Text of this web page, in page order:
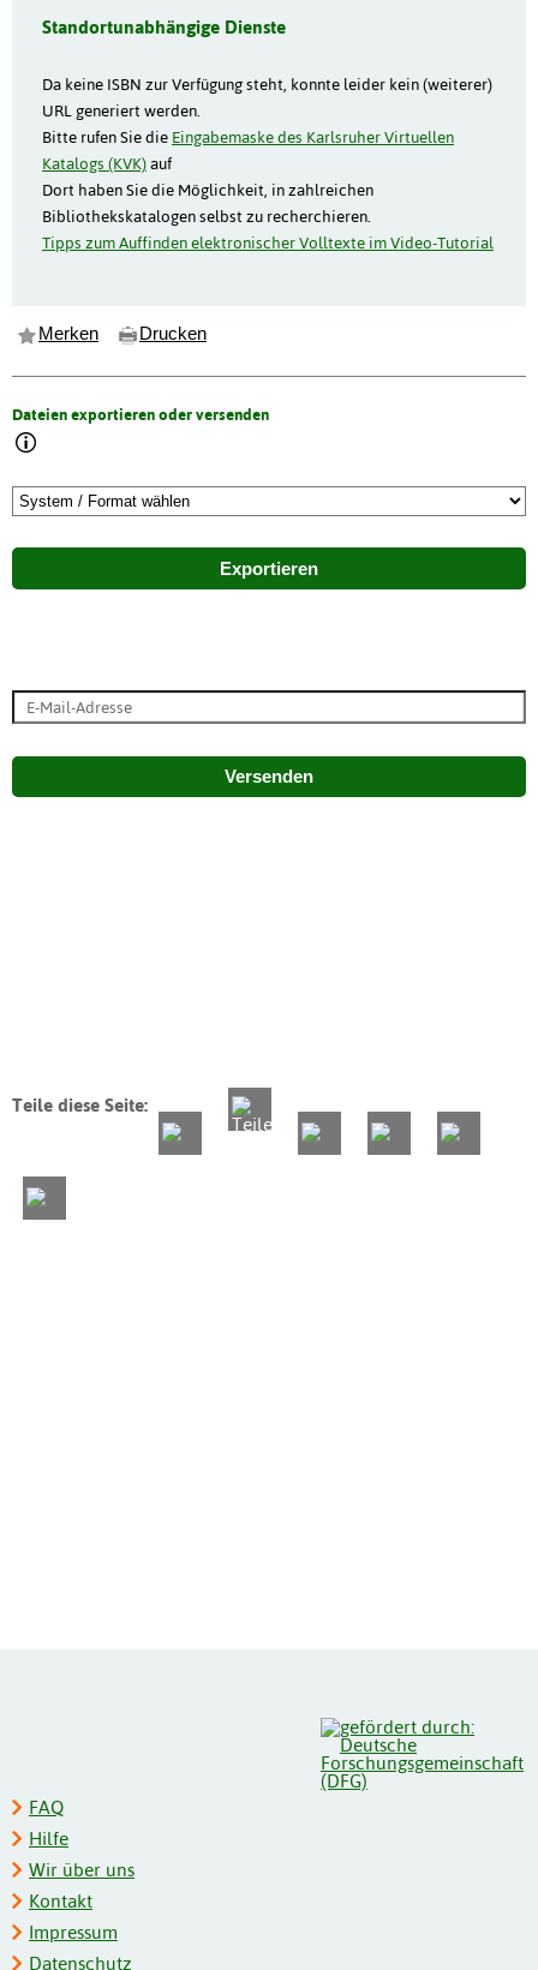
Standortunabhängige Dienste
Da keine ISBN zur Verfügung steht, konnte leider kein (weiterer)
URL generiert werden.
Bitte rufen Sie die Eingabemaske des Karlsruher Virtuellen
Katalogs (KVK)auf
Dort haben Sie die Möglichkeit, in zahlreichen
Bibliothekskatalogen selbst zu recherchieren.
Tipps zum Auffinden elektronischer Volltexte im Video-Tutorial
Merken Drucken
Dateien exportieren oder versenden
Exportieren
Versenden
Teile diese Seite:
FAQ
Hilfe
Wir über uns
Kontakt
Impressum
Datenschutz